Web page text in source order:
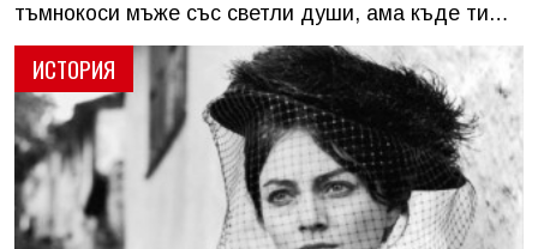
ИСТОРИЯ
тъмнокоси мъже със светли души, ама къде ти…